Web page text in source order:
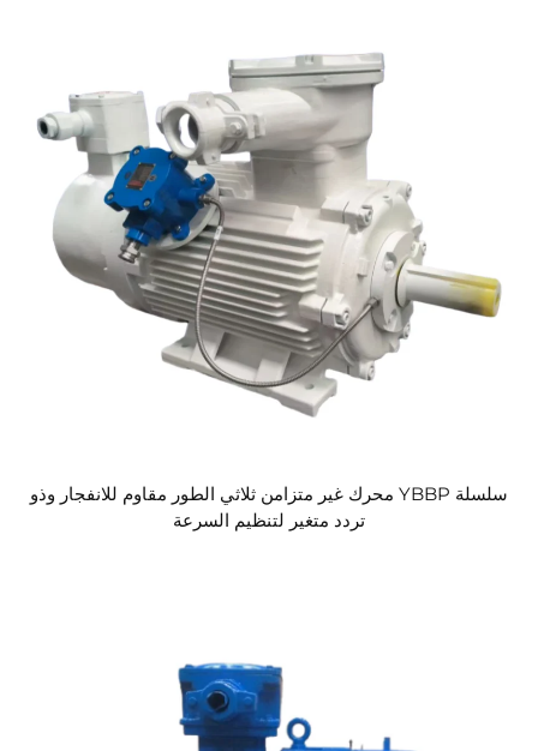
سلسلة YBBP محرك غير متزامن ثلاثي الطور مقاوم للانفجار وذو
تردد متغير لتنظيم السرعة